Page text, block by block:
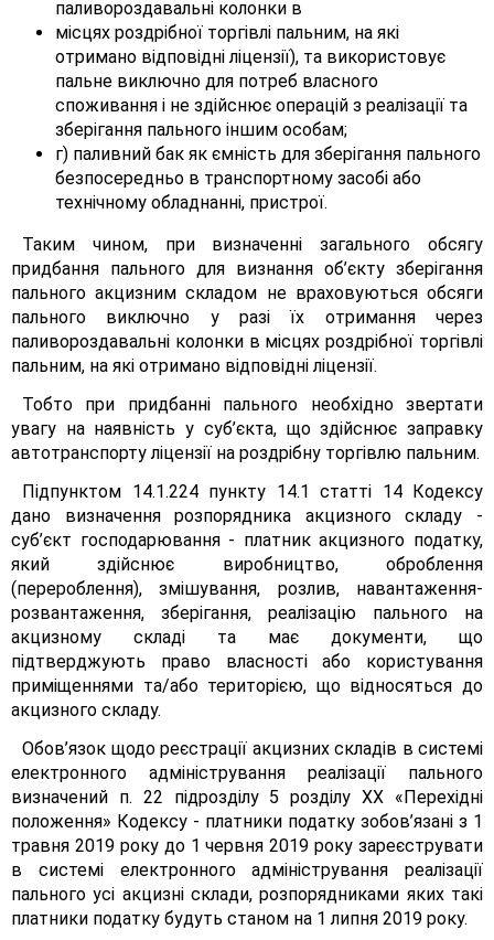
паливороздавальні колонки в
місцях роздрібної торгівлі пальним, на які
отримано відповідні ліцензії), та використовує
пальне виключно для потреб власного
споживання і не здійснює операцій з реалізації та
зберігання пального іншим особам;
г) паливний бак як ємність для зберігання пального
безпосередньо в транспортному засобі або
технічному обладнанні, пристрої.
Таким чином, при визначенні загального обсягу
придбання пального для визнання об’єкту зберігання
пального акцизним складом не враховуються обсяги
пального виключно у разі їх отримання через
паливороздавальні колонки в місцях роздрібної торгівлі
пальним, на які отримано відповідні ліцензії.
Тобто при придбанні пального необхідно звертати
увагу на наявність у суб’єкта, що здійснює заправку
автотранспорту ліцензії на роздрібну торгівлю пальним.
Підпунктом 14.1.224 пункту 14.1 статті 14 Кодексу
дано визначення розпорядника акцизного складу -
суб’єкт господарювання - платник акцизного податку,
який здійснює виробництво, оброблення
(перероблення), змішування, розлив, навантаження-
розвантаження, зберігання, реалізацію пального на
акцизному складі та має документи, що
підтверджують право власності або користування
приміщеннями та/або територією, що відносяться до
акцизного складу.
Обов’язок щодо реєстрації акцизних складів в системі
електронного адміністрування реалізації пального
визначений п. 22 підрозділу 5 розділу XX «Перехідні
положення» Кодексу - платники податку зобов’язані з 1
травня 2019 року до 1 червня 2019 року зареєструвати
в системі електронного адміністрування реалізації
пального усі акцизні склади, розпорядниками яких такі
платники податку будуть станом на 1 липня 2019 року.